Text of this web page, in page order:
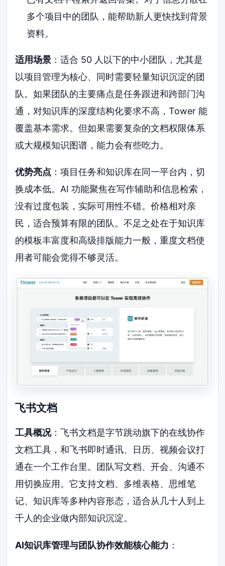
多个项目中的团队，能帮助新人更快找到背景
资料。
适用场景 ：适合 50 人以下的中小团队，尤其是
以项目管理为核心、同时需要轻量知识沉淀的团
队。如果团队的主要痛点是任务跟进和跨部门沟
通，对知识库的深度结构化要求不高，Tower 能
覆盖基本需求。但如果需要复杂的文档权限体系
或大规模知识图谱，能力会有些吃力。
优势亮点 ：项目任务和知识库在同一平台内，切
换成本低。AI 功能聚焦在写作辅助和信息检索，
没有过度包装，实际可用性不错。价格相对亲
民，适合预算有限的团队。不足之处在于知识库
的模板丰富度和高级排版能力一般，重度文档使
用者可能会觉得不够灵活。
飞书文档
工具概况：飞书文档是字节跳动旗下的在线协作
文档工具，和飞书即时通讯、日历、视频会议打
通在一个工作台里。团队写文档、开会、沟通不
用切换应用。它支持文档、多维表格、思维笔
记、知识库等多种内容形态，适合从几十人到上
千人的企业做内部知识沉淀。
AI知识库管理与团队协作效能核心能力 ：